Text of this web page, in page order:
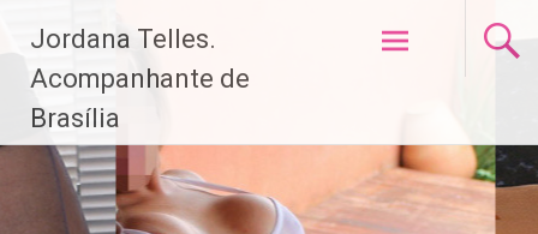
paraJordana Telles.
Acompanhante de
Brasília